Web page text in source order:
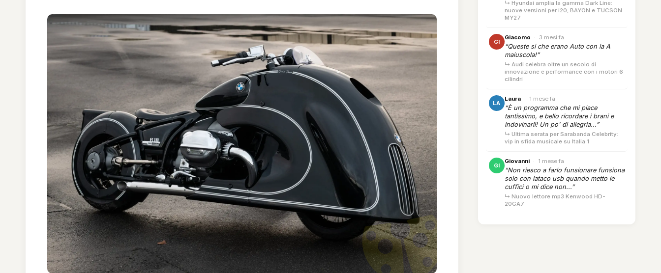
↳ Hyundai amplia la gamma Dark Line:
nuove versioni per i20, BAYON e TUCSON
MY27
GI
Giacomo · 3 mesi fa
“Queste si che erano Auto con la A
maiuscola!”
↳ Audi celebra oltre un secolo di
innovazione e performance con i motori 6
cilindri
LA
Laura · 1 mese fa
“È un programma che mi piace
tantissimo, e bello ricordare i brani e
indovinarli! Un po' di allegria...”
↳ Ultima serata per Sarabanda Celebrity:
vip in sfida musicale su Italia 1
GI
Giovanni · 1 mese fa
“Non riesco a farlo funsionare funsiona
solo con lataco usb quando metto le
cuffici o mi dice non...”
↳ Nuovo lettore mp3 Kenwood HD-
20GA7